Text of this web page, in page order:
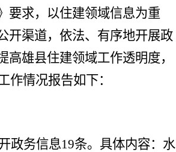
要求，以住建领域信息为重
开渠道，依法、有序地开展政
高雄县住建领域工作透明度，
作情况报告如下：
政务信息19条。具体内容：水